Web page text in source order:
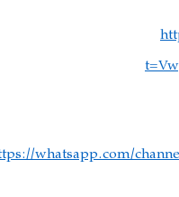
https://whatsapp.com/